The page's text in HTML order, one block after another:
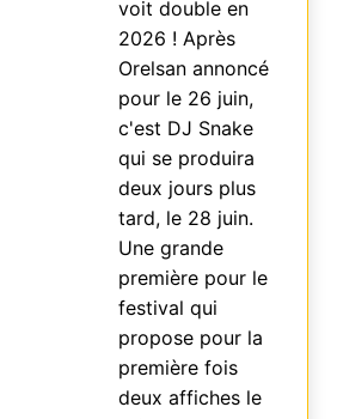
voit double en
2026 ! Après
Orelsan annoncé
pour le 26 juin,
c'est DJ Snake
qui se produira
deux jours plus
tard, le 28 juin.
Une grande
première pour le
festival qui
propose pour la
première fois
deux affiches le